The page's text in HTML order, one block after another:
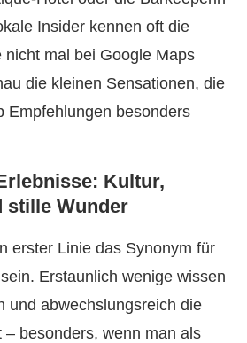
Insider kennen oft die
nicht mal bei Google Maps
die kleinen Sensationen, die
Empfehlungen besonders
Kultur,
stille Wunder
erster Linie das Synonym für
Erstaunlich wenige wissen
und abwechslungsreich die
– besonders, wenn man als